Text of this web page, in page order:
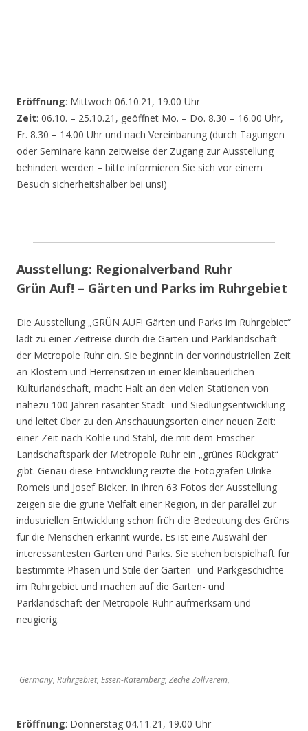
Eröffnung: Mittwoch 06.10.21, 19.00 Uhr
Zeit: 06.10. – 25.10.21, geöffnet Mo. – Do. 8.30 – 16.00 Uhr,
Fr. 8.30 – 14.00 Uhr und nach Vereinbarung (durch Tagungen
oder Seminare kann zeitweise der Zugang zur Ausstellung
behindert werden – bitte informieren Sie sich vor einem
Besuch sicherheitshalber bei uns!)
Ausstellung: Regionalverband Ruhr
Grün Auf! – Gärten und Parks im Ruhrgebiet
Die Ausstellung „GRÜN AUF! Gärten und Parks im Ruhrgebiet“
lädt zu einer Zeitreise durch die Garten-und Parklandschaft
der Metropole Ruhr ein. Sie beginnt in der vorindustriellen Zeit
an Klöstern und Herrensitzen in einer kleinbäuerlichen
Kulturlandschaft, macht Halt an den vielen Stationen von
nahezu 100 Jahren rasanter Stadt- und Siedlungsentwicklung
und leitet über zu den Anschauungsorten einer neuen Zeit:
einer Zeit nach Kohle und Stahl, die mit dem Emscher
Landschaftspark der Metropole Ruhr ein „grünes Rückgrat“
gibt. Genau diese Entwicklung reizte die Fotografen Ulrike
Romeis und Josef Bieker. In ihren 63 Fotos der Ausstellung
zeigen sie die grüne Vielfalt einer Region, in der parallel zur
industriellen Entwicklung schon früh die Bedeutung des Grüns
für die Menschen erkannt wurde. Es ist eine Auswahl der
interessantesten Gärten und Parks. Sie stehen beispielhaft für
bestimmte Phasen und Stile der Garten- und Parkgeschichte
im Ruhrgebiet und machen auf die Garten- und
Parklandschaft der Metropole Ruhr aufmerksam und
neugierig.
Germany, Ruhrgebiet, Essen-Katernberg, Zeche Zollverein,
Eröffnung: Donnerstag 04.11.21, 19.00 Uhr